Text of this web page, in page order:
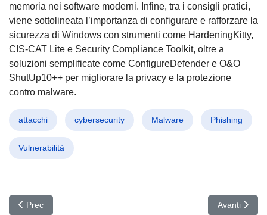
memoria nei software moderni. Infine, tra i consigli pratici,
viene sottolineata l’importanza di configurare e rafforzare la
sicurezza di Windows con strumenti come HardeningKitty,
CIS-CAT Lite e Security Compliance Toolkit, oltre a
soluzioni semplificate come ConfigureDefender e O&O
ShutUp10++ per migliorare la privacy e la protezione
contro malware.
attacchi cybersecurity Malware Phishing
Vulnerabilità
Articolo precedente: Allarme Cyber Iran: Infrastrutture USA nel
Prec Articolo
Avanti